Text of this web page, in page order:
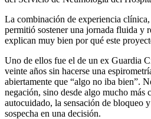
La combinación de experiencia
permitió sostener una jornada fluida y
explican muy bien por qué este
Uno de ellos fue el de un ex Guardia
veinte años sin hacerse una
abiertamente que “algo no iba bien”.
negación, sino desde algo mucho más
autocuidado, la sensación de bloqueo
sospecha en una decisión.